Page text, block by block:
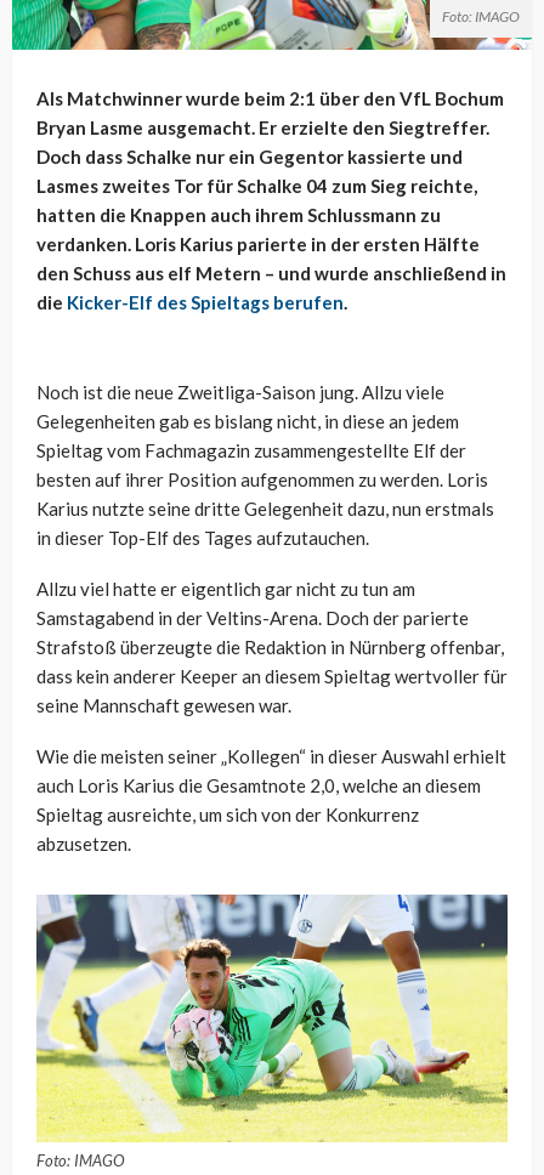
Foto: IMAGO
Als Matchwinner wurde beim 2:1 über den VfL Bochum
Bryan Lasme ausgemacht. Er erzielte den Siegtreffer.
Doch dass Schalke nur ein Gegentor kassierte und
Lasmes zweites Tor für Schalke 04 zum Sieg reichte,
hatten die Knappen auch ihrem Schlussmann zu
verdanken. Loris Karius parierte in der ersten Hälfte
den Schuss aus elf Metern – und wurde anschließend in
die Kicker-Elf des Spieltags berufen.
Noch ist die neue Zweitliga-Saison jung. Allzu viele
Gelegenheiten gab es bislang nicht, in diese an jedem
Spieltag vom Fachmagazin zusammengestellte Elf der
besten auf ihrer Position aufgenommen zu werden. Loris
Karius nutzte seine dritte Gelegenheit dazu, nun erstmals
in dieser Top-Elf des Tages aufzutauchen.
Allzu viel hatte er eigentlich gar nicht zu tun am
Samstagabend in der Veltins-Arena. Doch der parierte
Strafstoß überzeugte die Redaktion in Nürnberg offenbar,
dass kein anderer Keeper an diesem Spieltag wertvoller für
seine Mannschaft gewesen war.
Wie die meisten seiner „Kollegen“ in dieser Auswahl erhielt
auch Loris Karius die Gesamtnote 2,0, welche an diesem
Spieltag ausreichte, um sich von der Konkurrenz
abzusetzen.
Foto: IMAGO